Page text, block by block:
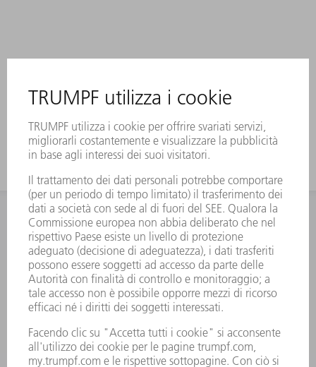
INFORMAZIONE
Domande frequenti
Condizioni generali di contratto
CONTATTO
RICAMBI TRUMPF ITALIA
lunedì a venerdì: 08:30 – 18:00
ricambi@trumpf.com
CONTATTO